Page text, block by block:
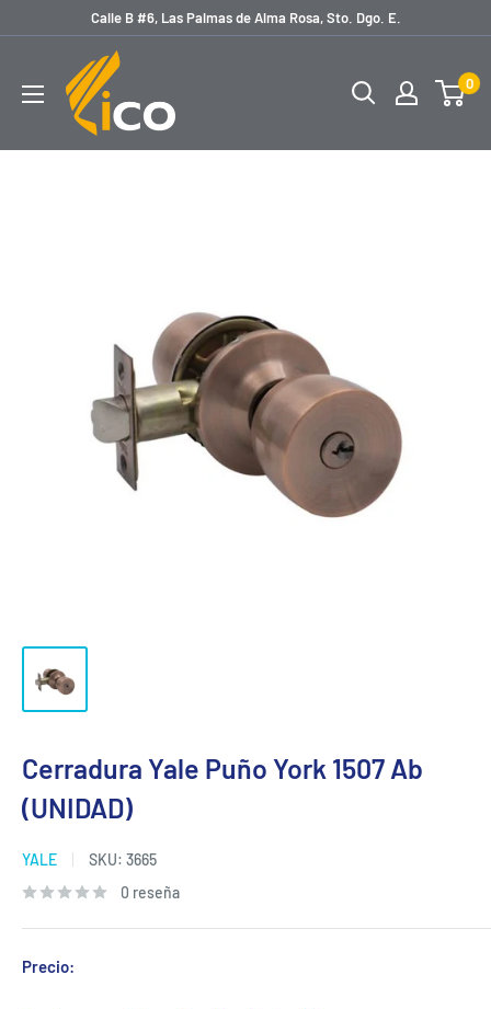
contenido
Calle B #6, Las Palmas de Alma Rosa, Sto. Dgo. E.
licoferreteria
0
Cerradura Yale Puño York 1507 Ab
(UNIDAD)
YALE SKU: 3665
0 reseña
Precio: